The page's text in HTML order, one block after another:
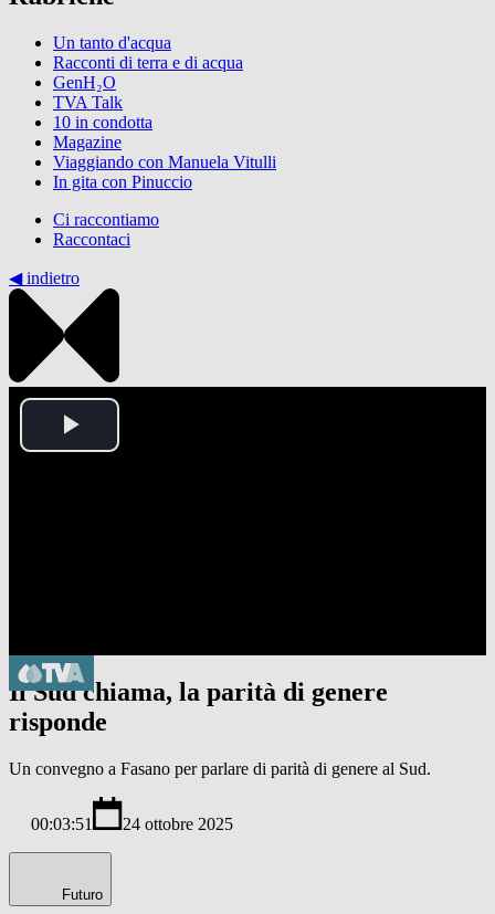
Un tanto d'acqua
Racconti di terra e di acqua
GenH₂O
TVA Talk
10 in condotta
Magazine
Viaggiando con Manuela Vitulli
In gita con Pinuccio
Ci raccontiamo
Raccontaci
◀︎ indietro
Play
Il Sud chiama, la parità di genere
risponde
Un convegno a Fasano per parlare di parità di genere al Sud.
00:03:51 24 ottobre 2025
Futuro